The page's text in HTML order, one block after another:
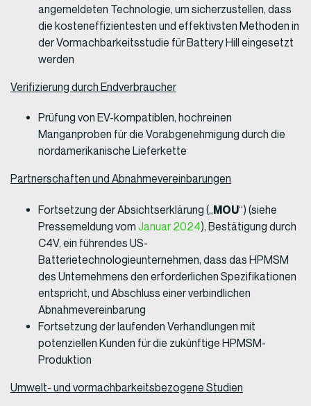
angemeldeten Technologie, um sicherzustellen, dass
die kosteneffizientesten und effektivsten Methoden in
der Vormachbarkeitsstudie für Battery Hill eingesetzt
werden
Verifizierung durch Endverbraucher
Prüfung von EV-kompatiblen, hochreinen
Manganproben für die Vorabgenehmigung durch die
nordamerikanische Lieferkette
Partnerschaften und Abnahmevereinbarungen
Fortsetzung der Absichtserklärung („MOU“) (siehe
Pressemeldung vom Januar 2024), Bestätigung durch
C4V, ein führendes US-
Batterietechnologieunternehmen, dass das HPMSM
des Unternehmens den erforderlichen Spezifikationen
entspricht, und Abschluss einer verbindlichen
Abnahmevereinbarung
Fortsetzung der laufenden Verhandlungen mit
potenziellen Kunden für die zukünftige HPMSM-
Produktion
Umwelt- und vormachbarkeitsbezogene Studien